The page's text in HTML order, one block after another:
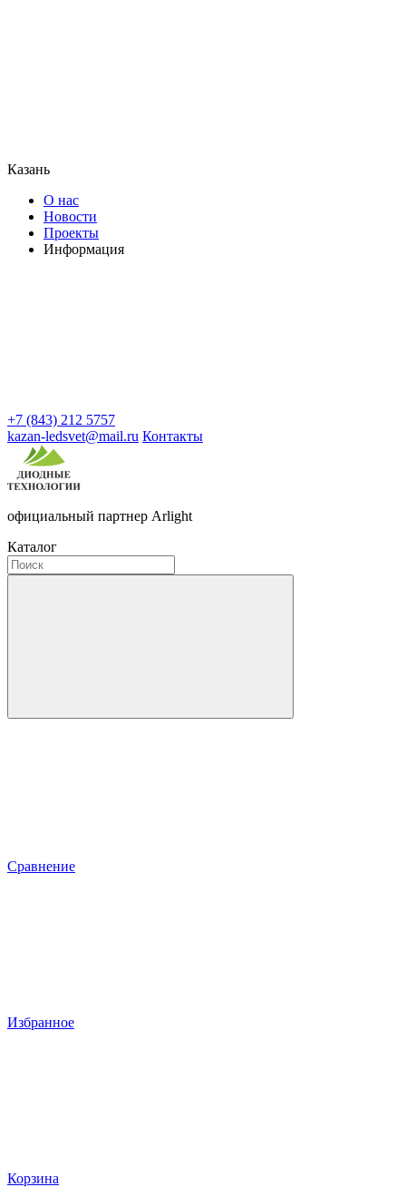
Казань
О нас
Новости
Проекты
Информация
+7 (843) 212 5757
kazan-ledsvet@mail.ru Контакты
официальный партнер Arlight
Каталог
Сравнение
Избранное
Корзина